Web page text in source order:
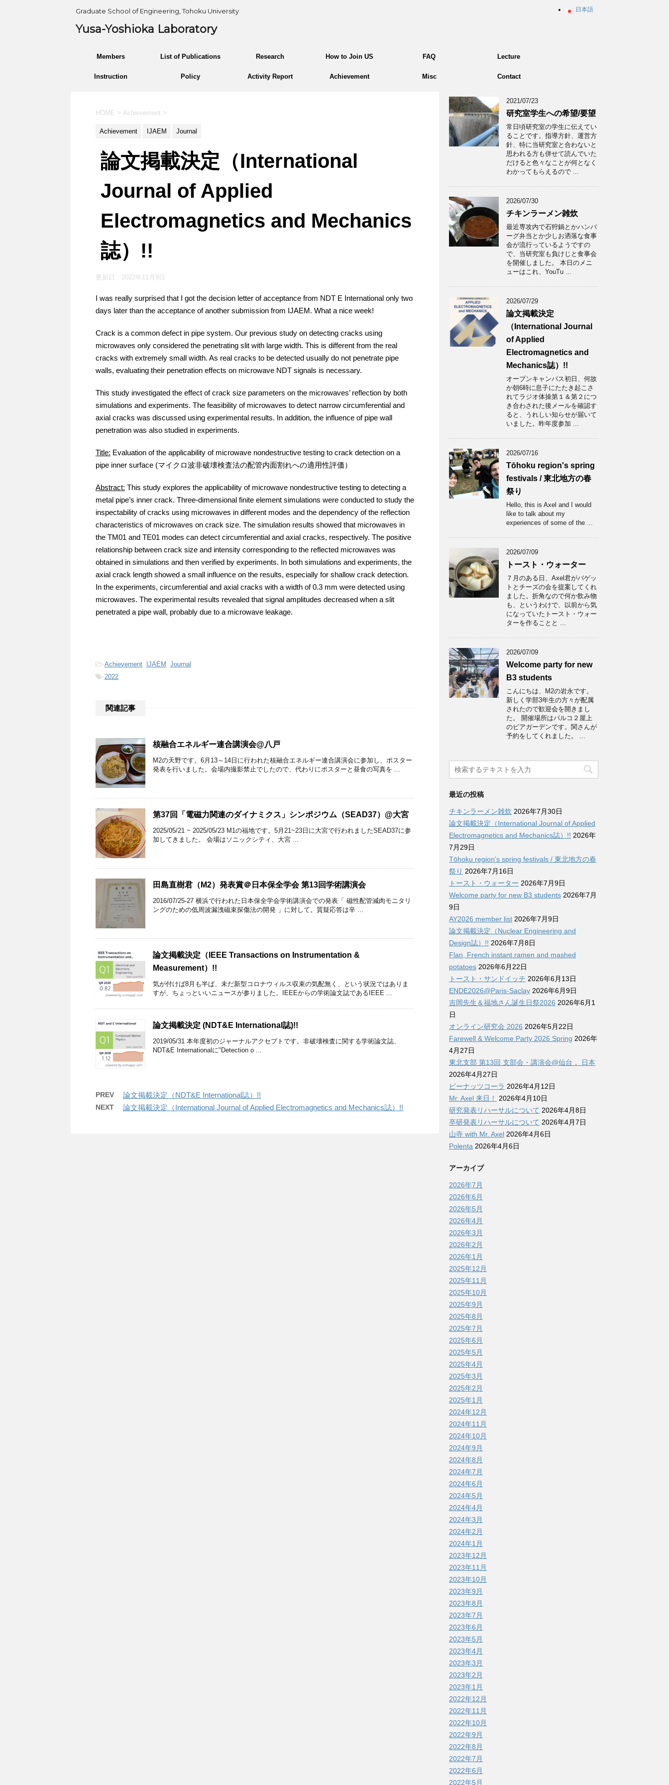
Graduate School of Engineering, Tohoku University
Yusa-Yoshioka Laboratory
日本語
Members List of Publications Research How to Join US FAQ Lecture
Instruction Policy Activity Report Achievement Misc Contact
HOME > Achievement >
Achievement IJAEM Journal
論文掲載決定（International
Journal of Applied
Electromagnetics and Mechanics
誌）!!
更新日： 2022年11月9日
I was really surprised that I got the decision letter of acceptance from NDT E International only two
days later than the acceptance of another submission from IJAEM. What a nice week!
Crack is a common defect in pipe system. Our previous study on detecting cracks using
microwaves only considered the penetrating slit with large width. This is different from the real
cracks with extremely small width. As real cracks to be detected usually do not penetrate pipe
walls, evaluating their penetration effects on microwave NDT signals is necessary.
This study investigated the effect of crack size parameters on the microwaves’ reflection by both
simulations and experiments. The feasibility of microwaves to detect narrow circumferential and
axial cracks was discussed using experimental results. In addition, the influence of pipe wall
penetration was also studied in experiments.
Title: Evaluation of the applicability of microwave nondestructive testing to crack detection on a
pipe inner surface (マイクロ波非破壊検査法の配管内面割れへの適用性評価）
Abstract: This study explores the applicability of microwave nondestructive testing to detecting a
metal pipe’s inner crack. Three-dimensional finite element simulations were conducted to study the
inspectability of cracks using microwaves in different modes and the dependency of the reflection
characteristics of microwaves on crack size. The simulation results showed that microwaves in
the TM01 and TE01 modes can detect circumferential and axial cracks, respectively. The positive
relationship between crack size and intensity corresponding to the reflected microwaves was
obtained in simulations and then verified by experiments. In both simulations and experiments, the
axial crack length showed a small influence on the results, especially for shallow crack detection.
In the experiments, circumferential and axial cracks with a width of 0.3 mm were detected using
microwaves. The experimental results revealed that signal amplitudes decreased when a slit
penetrated a pipe wall, probably due to a microwave leakage.
-Achievement, IJAEM , Journal
-2022
関連記事
核融合エネルギー連合講演会@八戸
M2の天野です。6月13～14日に行われた核融合エネルギー連合講演会に参加し、ポスター
発表を行いました。会場内撮影禁止でしたので、代わりにポスターと昼食の写真を ...
第37回「電磁力関連のダイナミクス」シンポジウム（SEAD37）@大宮
2025/05/21 ~ 2025/05/23 M1の福地です。5月21~23日に大宮で行われましたSEAD37に参
加してきました。 会場はソニックシティ、大宮 ...
田島直樹君（M2）発表賞＠日本保全学会 第13回学術講演会
2016/07/25-27 横浜で行われた日本保全学会学術講演会での発表「 磁性配管減肉モニタリ
ングのための低周波漏洩磁束探傷法の開発 」に対して。質疑応答は辛 ...
論文掲載決定（IEEE Transactions on Instrumentation &
Measurement）!!
気が付けば8月も半ば、未だ新型コロナウィルス収束の気配無く、という状況ではありま
すが、ちょっといいニュースが参りました。IEEEからの学術論文誌であるIEEE ...
論文掲載決定 (NDT&E International誌)!!
2019/05/31 本年度初のジャーナルアクセプトです。非破壊検査に関する学術論文誌、
NDT&E Internationalに"Detection o ...
PREV 論文掲載決定（NDT&E International誌）!!
NEXT 論文掲載決定（International Journal of Applied Electromagnetics and Mechanics誌）!!
2021/07/23
研究室学生への希望/要望
常日頃研究室の学生に伝えてい
ることです。指導方針、運営方
針、特に当研究室と合わないと
思われる方も併せて読んでいた
だけると色々なことが何となく
わかってもらえるので ...
2026/07/30
チキンラーメン雑炊
最近専攻内で石狩鍋とかハンバ
ーグ弁当とか少しお洒落な食事
会が流行っているようですの
で、当研究室も負けじと食事会
を開催しました。 本日のメニ
ューはこれ、YouTu ...
2026/07/29
論文掲載決定
（International Journal
of Applied
Electromagnetics and
Mechanics誌）!!
オープンキャンパス初日、何故
か朝6時に息子にたたき起こさ
れてラジオ体操第１＆第２につ
き合わされた後メールを確認す
ると、うれしい知らせが届いて
いました。昨年度参加 ...
2026/07/16
Tōhoku region's spring
festivals / 東北地方の春
祭り
Hello, this is Axel and I would
like to talk about my
experiences of some of the ...
2026/07/09
トースト・ウォーター
７月のある日、Axel君がバゲッ
トとチーズの会を提案してくれ
ました。折角なので何か飲み物
も、というわけで、以前から気
になっていたトースト・ウォー
ターを作ることと ...
2026/07/09
Welcome party for new
B3 students
こんにちは、M2の岩永です。
新しく学部3年生の方々が配属
されたので歓迎会を開きまし
た。 開催場所はパルコ２屋上
のビアガーデンです。関さんが
予約をしてくれました。 ...
最近の投稿
チキンラーメン雑炊 2026年7月30日
論文掲載決定（International Journal of Applied
Electromagnetics and Mechanics誌）!! 2026年
7月29日
Tōhoku region's spring festivals / 東北地方の春
祭り 2026年7月16日
トースト・ウォーター 2026年7月9日
Welcome party for new B3 students 2026年7月
9日
AY2026 member list 2026年7月9日
論文掲載決定（Nuclear Engineering and
Design誌）!! 2026年7月8日
Flan, French instant ramen and mashed
potatoes 2026年6月22日
トースト・サンドイッチ 2026年6月13日
ENDE2026@Paris-Saclay 2026年6月9日
吉岡先生＆福地さん誕生日祭2026 2026年6月1
日
オンライン研究会 2026 2026年5月22日
Farewell & Welcome Party 2026 Spring 2026年
4月27日
東北支部 第13回 支部会・講演会@仙台， 日本
2026年4月27日
ピーナッツコーラ 2026年4月12日
Mr. Axel 来日！
2026年4月10日
研究発表リハーサルについて 2026年4月8日
卒研発表リハーサルについて 2026年4月7日
山寺 with Mr. Axel 2026年4月6日
Polenta 2026年4月6日
アーカイブ
2026年7月
2026年6月
2026年5月
2026年4月
2026年3月
2026年2月
2026年1月
2025年12月
2025年11月
2025年10月
2025年9月
2025年8月
2025年7月
2025年6月
2025年5月
2025年4月
2025年3月
2025年2月
2025年1月
2024年12月
2024年11月
2024年10月
2024年9月
2024年8月
2024年7月
2024年6月
2024年5月
2024年4月
2024年3月
2024年2月
2024年1月
2023年12月
2023年11月
2023年10月
2023年9月
2023年8月
2023年7月
2023年6月
2023年5月
2023年4月
2023年3月
2023年2月
2023年1月
2022年12月
2022年11月
2022年10月
2022年9月
2022年8月
2022年7月
2022年6月
2022年5月